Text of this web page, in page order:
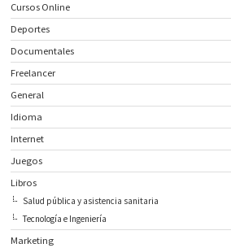
Cursos Online
Deportes
Documentales
Freelancer
General
Idioma
Internet
Juegos
Libros
Salud pública y asistencia sanitaria
Tecnología e Ingeniería
Marketing